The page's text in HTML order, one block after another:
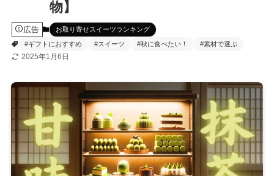
物】
広告
お取り寄せスイーツランキング
#ギフトにおすすめ
#スイーツ #秋に食べたい！ #素材で選ぶ
2025年1月6日